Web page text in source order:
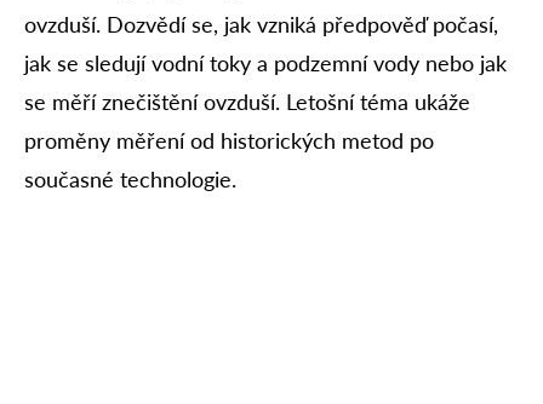
ovzduší. Dozvědí se, jak vzniká předpověď počasí,
jak se sledují vodní toky a podzemní vody nebo jak
se měří znečištění ovzduší. Letošní téma ukáže
proměny měření od historických metod po
současné technologie.